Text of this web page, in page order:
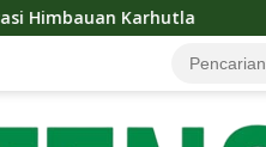
Satresnarkoba Polres